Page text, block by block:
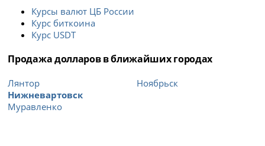
Курсы валют ЦБ России
Курс биткоина
Курс USDT
Продажа долларов в ближайших городах
Лянтор
Нижневартовск
Муравленко
Ноябрьск